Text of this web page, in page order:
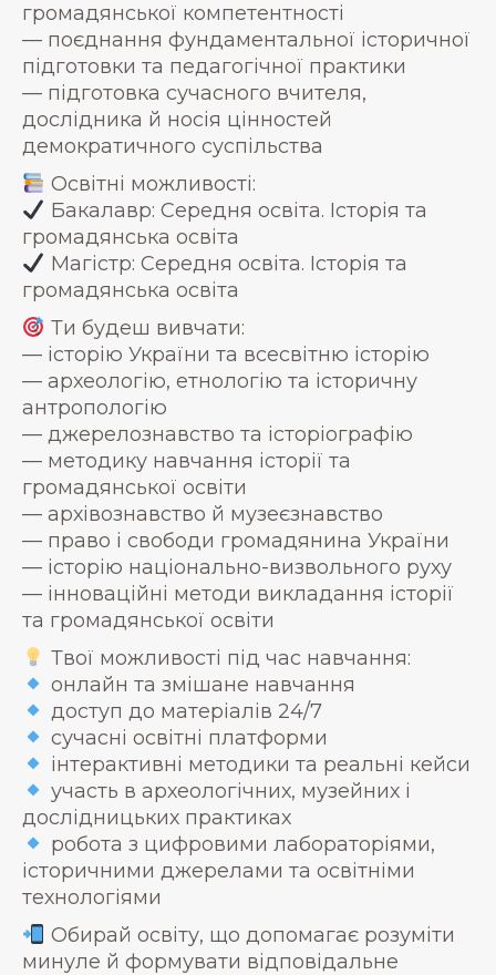
громадянської компетентності
— поєднання фундаментальної історичної
підготовки та педагогічної практики
— підготовка сучасного вчителя,
дослідника й носія цінностей
демократичного суспільства
Освітні можливості:
Бакалавр: Середня освіта. Історія та
громадянська освіта
Магістр: Середня освіта. Історія та
громадянська освіта
Ти будеш вивчати:
— історію України та всесвітню історію
— археологію, етнологію та історичну
антропологію
— джерелознавство та історіографію
— методику навчання історії та
громадянської освіти
— архівознавство й музеєзнавство
— право і свободи громадянина України
— історію національно-визвольного руху
— інноваційні методи викладання історії
та громадянської освіти
Твої можливості під час навчання:
онлайн та змішане навчання
доступ до матеріалів 24/7
сучасні освітні платформи
інтерактивні методики та реальні кейси
участь в археологічних, музейних і
дослідницьких практиках
робота з цифровими лабораторіями,
історичними джерелами та освітніми
технологіями
Обирай освіту, що допомагає розуміти
минуле й формувати відповідальне